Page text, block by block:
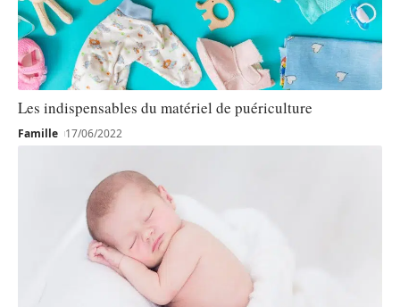
Les indispensables du matériel de puériculture
Famille 17/06/2022